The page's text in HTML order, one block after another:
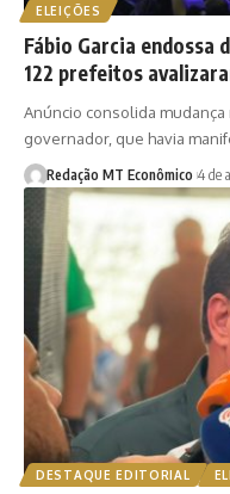
ELEIÇÕES
Fábio Garcia endossa
122 prefeitos
Anúncio consolida
governador, que havia
Redação MT Econômico 4 de
DESTAQUE EDITORIAL